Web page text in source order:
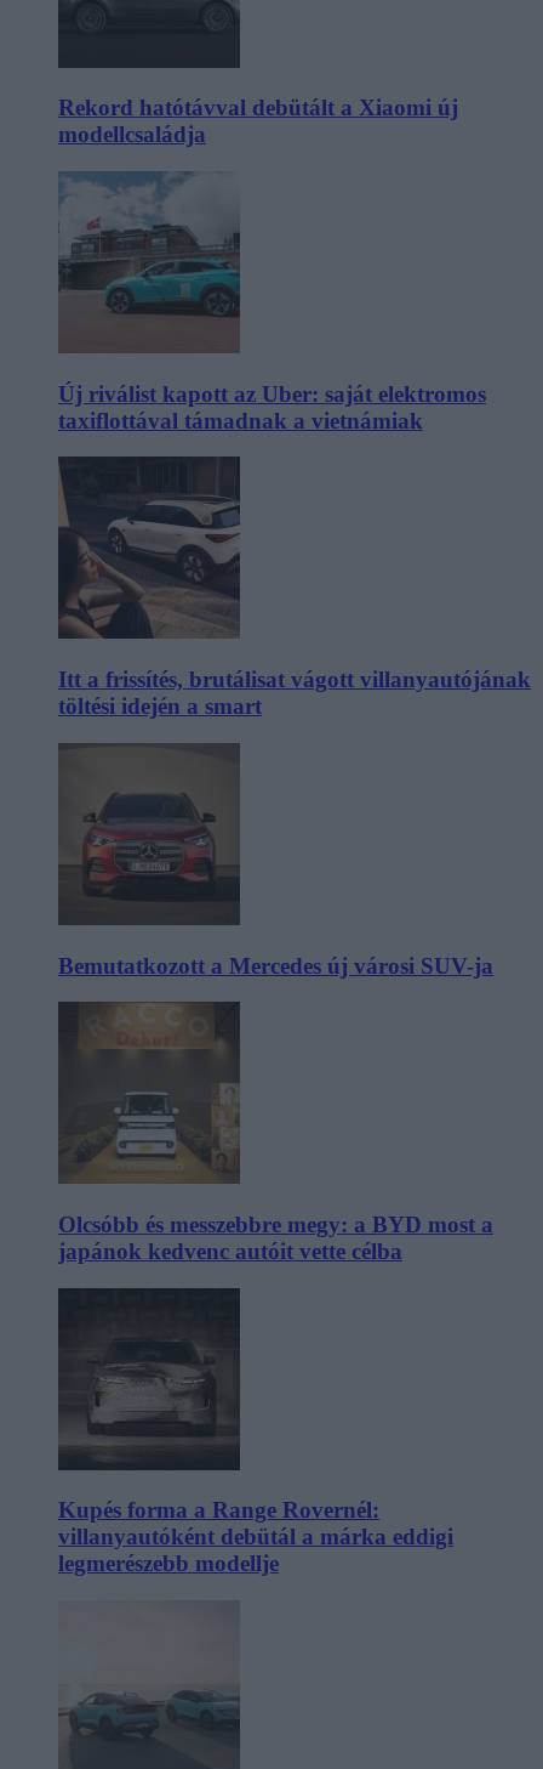
Rekord hatótávval debütált a Xiaomi új
modellcsaládja
Új riválist kapott az Uber: saját elektromos
taxiflottával támadnak a vietnámiak
Itt a frissítés, brutálisat vágott villanyautójának
töltési idején a smart
Bemutatkozott a Mercedes új városi SUV-ja
Olcsóbb és messzebbre megy: a BYD most a
japánok kedvenc autóit vette célba
Kupés forma a Range Rovernél:
villanyautóként debütál a márka eddigi
legmerészebb modellje